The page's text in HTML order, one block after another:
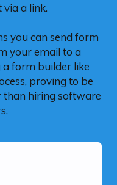
a link.
you can send form
your email to a
a form builder like
proving to be
than hiring software